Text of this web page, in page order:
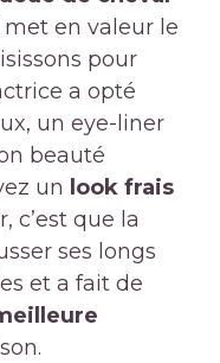
met en valeur le
pour
a opté
un eye-liner
beauté
un look frais
c’est que la
ses longs
et a fait de